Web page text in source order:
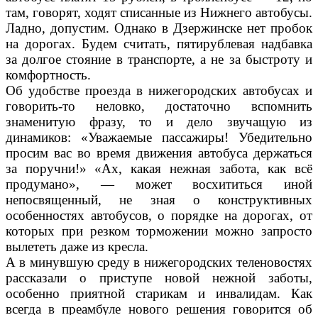
там, говорят, ходят списанные из Нижнего автобусы.
Ладно, допустим. Однако в Дзержинске нет пробок
на дорогах. Будем считать, пятирублевая надбавка
за долгое стояние в транспорте, а не за быстроту и
комфортность.
Об удобстве проезда в нижегородских автобусах и
говорить-то неловко, достаточно вспомнить
знаменитую фразу, то и дело звучащую из
динамиков: «Уважаемые пассажиры! Убедительно
просим вас во время движения автобуса держаться
за поручни!» «Ах, какая нежная забота, как всё
продумано», — может восхититься иной
непосвященный, не зная о конструктивных
особенностях автобусов, о порядке на дорогах, от
которых при резком торможении можно запросто
вылететь даже из кресла.
А в минувшую среду в нижегородских теленовостях
рассказали о приступе новой нежной заботы,
особенно приятной старикам и инвалидам. Как
всегда в преамбуле нового решения говорится об